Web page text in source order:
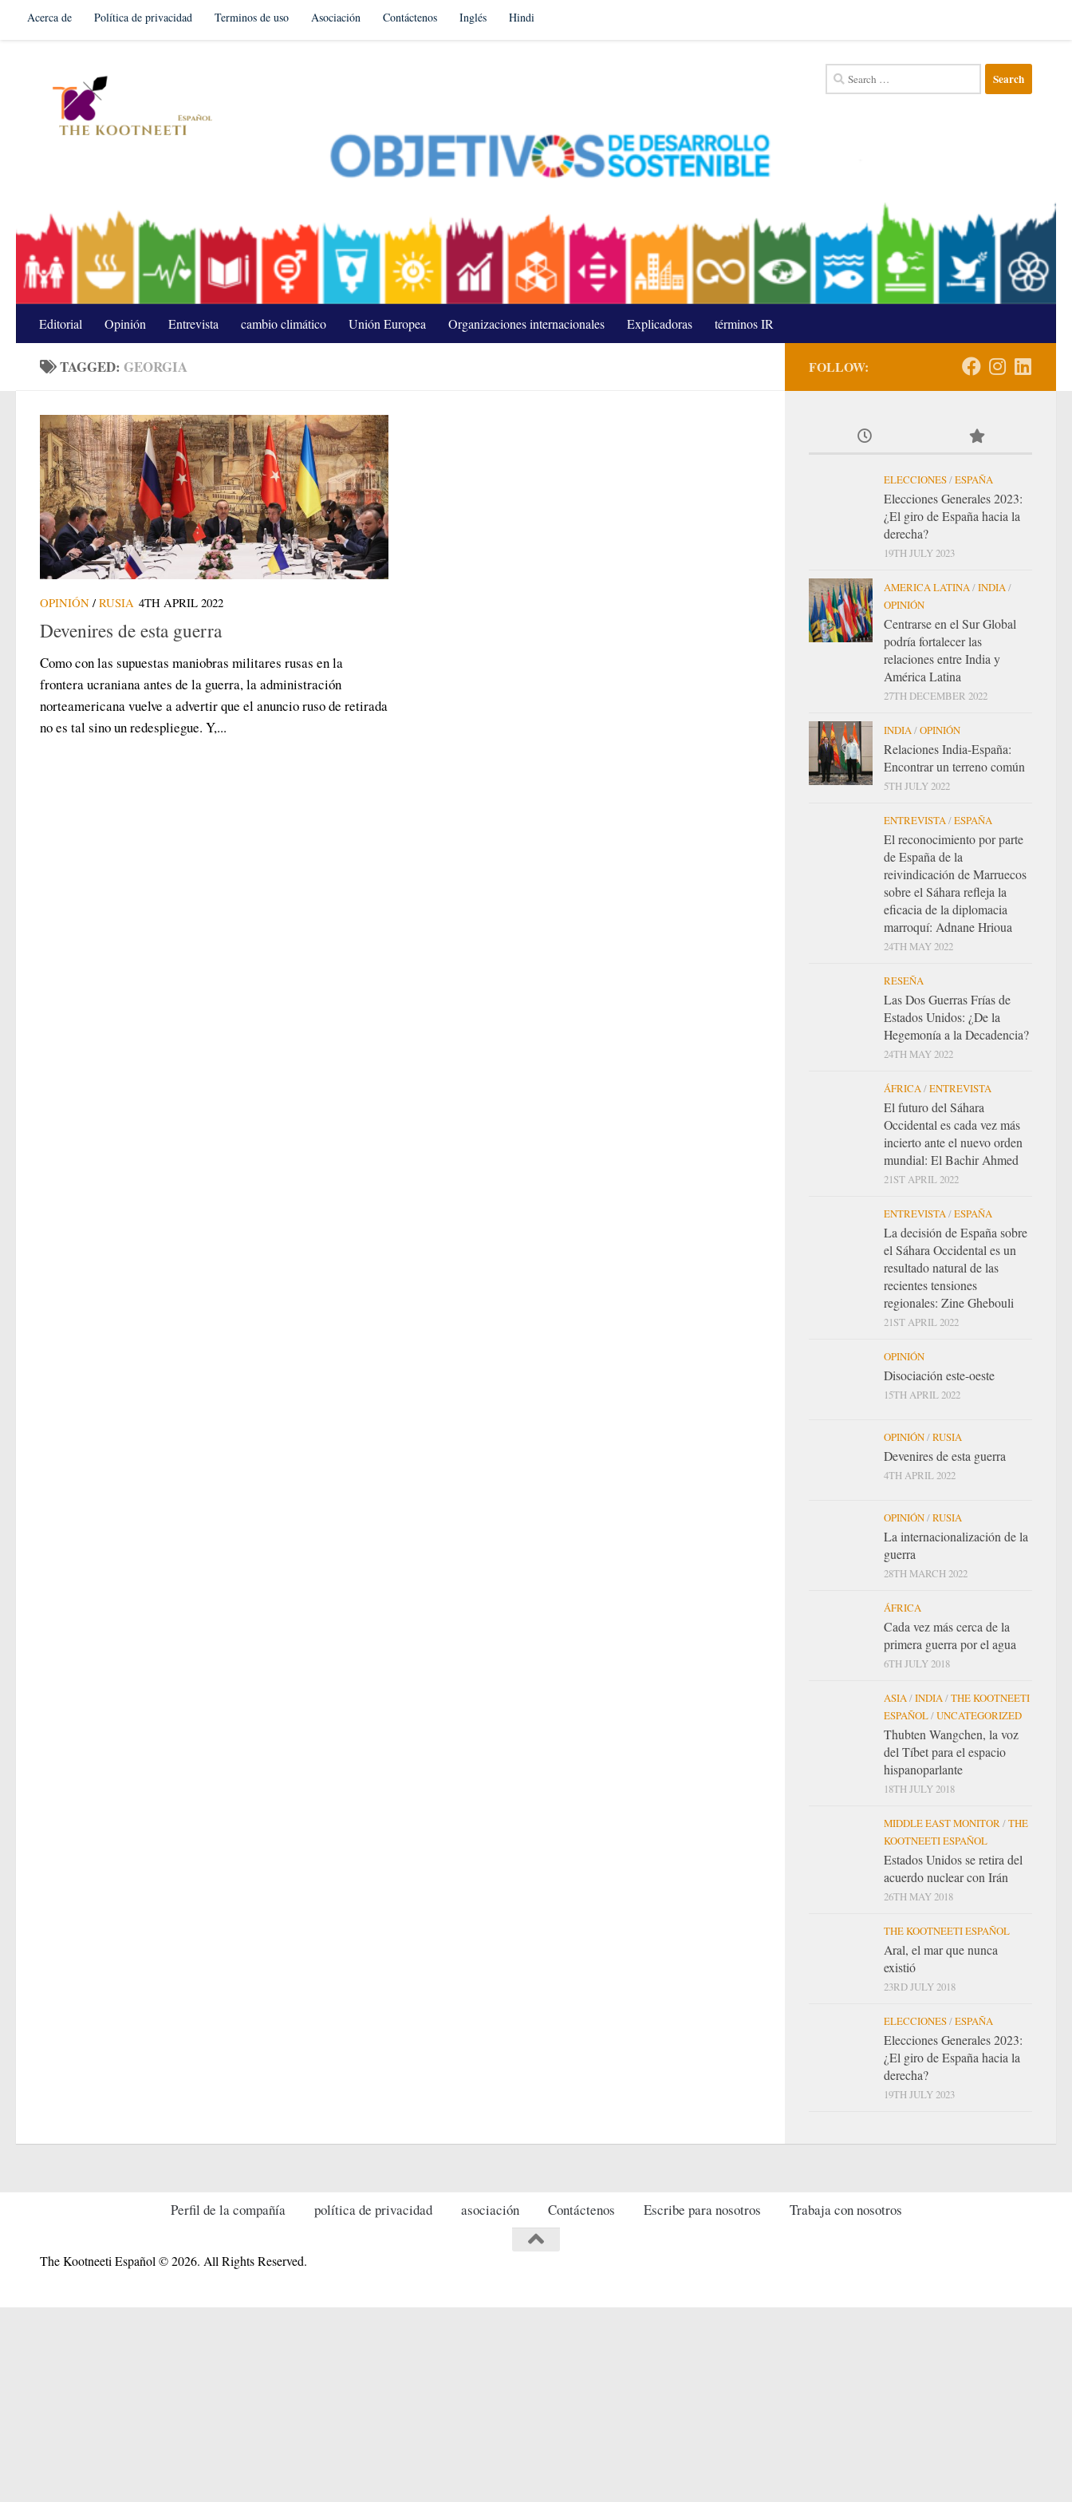
Skip to content
Acerca de Política de privacidad Terminos de uso Asociación Contáctenos Inglés Hindi
Search
for:
Editorial Opinión Entrevista cambio climático Unión Europea Organizaciones internacionales Explicadoras términos IR
TAGGED: GEORGIA
OPINIÓN / RUSIA 4TH APRIL 2022
Devenires de esta guerra
Como con las supuestas maniobras militares rusas en la
frontera ucraniana antes de la guerra, la administración
norteamericana vuelve a advertir que el anuncio ruso de retirada
no es tal sino un redespliegue. Y,...
FOLLOW:
ELECCIONES/ESPAÑA
Elecciones Generales 2023:
¿El giro de España hacia la
derecha?
19TH JULY 2023
AMERICA LATINA/INDIA/
OPINIÓN
Centrarse en el Sur Global
podría fortalecer las
relaciones entre India y
América Latina
27TH DECEMBER 2022
INDIA/OPINIÓN
Relaciones India-España:
Encontrar un terreno común
5TH JULY 2022
ENTREVISTA/ESPAÑA
El reconocimiento por parte
de España de la
reivindicación de Marruecos
sobre el Sáhara refleja la
eficacia de la diplomacia
marroquí: Adnane Hrioua
24TH MAY 2022
RESEÑA
Las Dos Guerras Frías de
Estados Unidos: ¿De la
Hegemonía a la Decadencia?
24TH MAY 2022
ÁFRICA/ENTREVISTA
El futuro del Sáhara
Occidental es cada vez más
incierto ante el nuevo orden
mundial: El Bachir Ahmed
21ST APRIL 2022
ENTREVISTA/ESPAÑA
La decisión de España sobre
el Sáhara Occidental es un
resultado natural de las
recientes tensiones
regionales: Zine Ghebouli
21ST APRIL 2022
OPINIÓN
Disociación este-oeste
15TH APRIL 2022
OPINIÓN/RUSIA
Devenires de esta guerra
4TH APRIL 2022
OPINIÓN/RUSIA
La internacionalización de la
guerra
28TH MARCH 2022
ÁFRICA
Cada vez más cerca de la
primera guerra por el agua
6TH JULY 2018
ASIA/INDIA/THE KOOTNEETI
ESPAÑOL/UNCATEGORIZED
Thubten Wangchen, la voz
del Tíbet para el espacio
hispanoparlante
18TH JULY 2018
MIDDLE EAST MONITOR/THE
KOOTNEETI ESPAÑOL
Estados Unidos se retira del
acuerdo nuclear con Irán
26TH MAY 2018
THE KOOTNEETI ESPAÑOL
Aral, el mar que nunca
existió
23RD JULY 2018
ELECCIONES/ESPAÑA
Elecciones Generales 2023:
¿El giro de España hacia la
derecha?
19TH JULY 2023
Perfil de la compañía política de privacidad asociación Contáctenos Escribe para nosotros Trabaja con nosotros
The Kootneeti Español © 2026. All Rights Reserved.